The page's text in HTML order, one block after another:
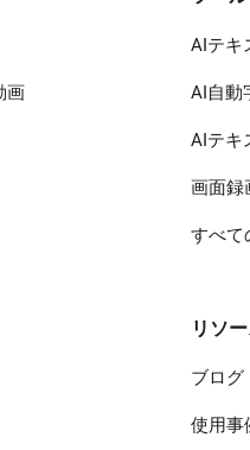
画
AIテキ
AI自動
AIテキ
画面録
すべて
リソ
ブログ
使用事